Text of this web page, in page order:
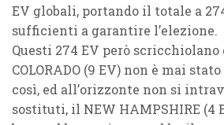
EV globali, portando il totale a
sufficienti a garantire l’elezione.
Questi 274 EV però
COLORADO (9 EV) non è mai
così, ed all’orizzonte non si
sostituti, il NEW HAMPSHIRE (4